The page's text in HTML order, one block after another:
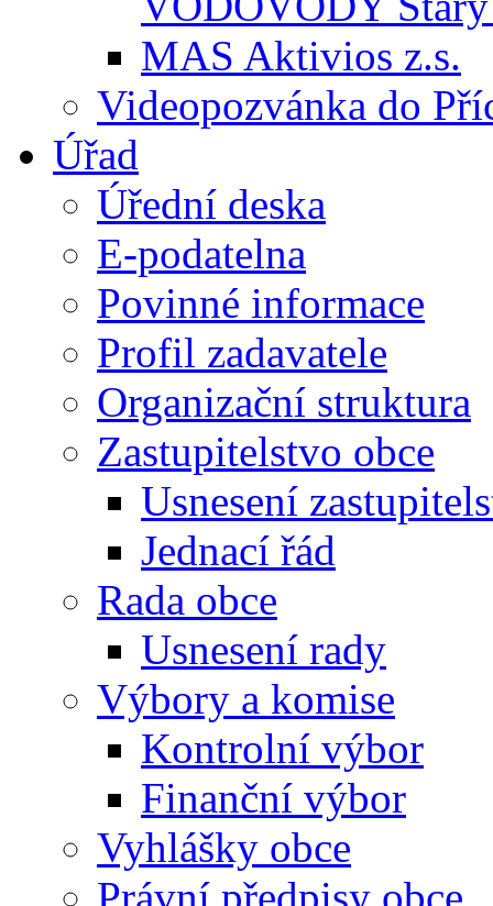
MAS Aktivios z.s.
Videopozvánka do
Úřad
Úřední deska
E-podatelna
Povinné informace
Profil zadavatele
Organizační struktura
Zastupitelstvo obce
Usnesení
Jednací řád
Rada obce
Usnesení rady
Výbory a komise
Kontrolní výbor
Finanční výbor
Vyhlášky obce
Právní předpisy obce